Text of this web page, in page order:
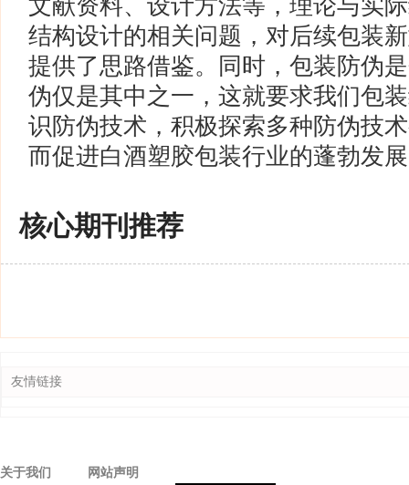
文献资料、设计方法等，理论与实
结构设计的相关问题，对后续包装
提供了思路借鉴。同时，包装防伪
伪仅是其中之一，这就要求我们包
识防伪技术，积极探索多种防伪技
而促进白酒塑胶包装行业的蓬勃发
核心期刊推荐
友情链接
网站声明
关于我们